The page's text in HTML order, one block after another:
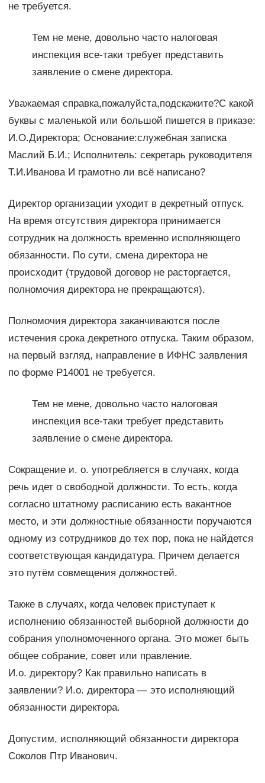
не требуется.
Тем не мене, довольно часто налоговая
инспекция все-таки требует представить
заявление о смене директора.
Уважаемая справка,пожалуйста,подскажите?С какой
буквы с маленькой или большой пишется в приказе:
И.О.Директора; Основание:служебная записка
Маслий Б.И.; Исполнитель: секретарь руководителя
Т.И.Иванова И грамотно ли всё написано?
Директор организации уходит в декретный отпуск.
На время отсутствия директора принимается
сотрудник на должность временно исполняющего
обязанности. По сути, смена директора не
происходит (трудовой договор не расторгается,
полномочия директора не прекращаются).
Полномочия директора заканчиваются после
истечения срока декретного отпуска. Таким образом,
на первый взгляд, направление в ИФНС заявления
по форме Р14001 не требуется.
Тем не мене, довольно часто налоговая
инспекция все-таки требует представить
заявление о смене директора.
Сокращение и. о. употребляется в случаях, когда
речь идет о свободной должности. То есть, когда
согласно штатному расписанию есть вакантное
место, и эти должностные обязанности поручаются
одному из сотрудников до тех пор, пока не найдется
соответствующая кандидатура. Причем делается
это путём совмещения должностей.
Также в случаях, когда человек приступает к
исполнению обязанностей выборной должности до
собрания уполномоченного органа. Это может быть
общее собрание, совет или правление.
И.о. директору? Как правильно написать в
заявлении? И.о. директора — это исполняющий
обязанности директора.
Допустим, исполняющий обязанности директора
Соколов Птр Иванович.